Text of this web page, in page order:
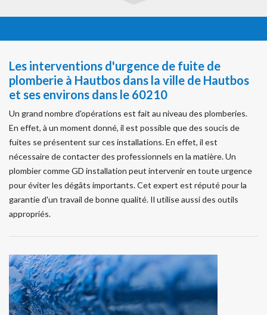
Les interventions d'urgence de fuite de
plomberie à Hautbos dans la ville de Hautbos
et ses environs dans le 60210
Un grand nombre d'opérations est fait au niveau des plomberies.
En effet, à un moment donné, il est possible que des soucis de
fuites se présentent sur ces installations. En effet, il est
nécessaire de contacter des professionnels en la matière. Un
plombier comme GD installation peut intervenir en toute urgence
pour éviter les dégâts importants. Cet expert est réputé pour la
garantie d'un travail de bonne qualité. Il utilise aussi des outils
appropriés.